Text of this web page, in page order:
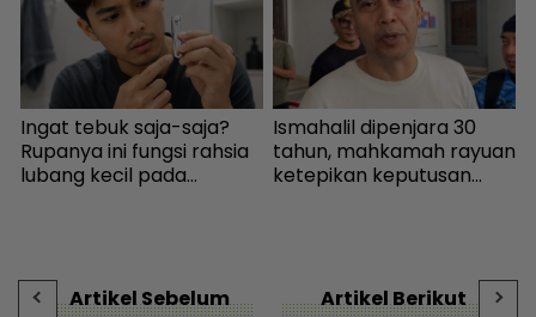
Ingat tebuk saja-saja?
Rupanya ini fungsi rahsia
lubang kecil pada
Ismahalil dipenjara 30
tahun, mahkamah rayuan
ketepikan keputusan
Artikel Sebelum
Artikel Berikut